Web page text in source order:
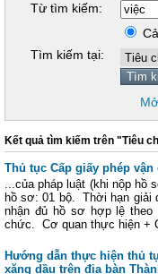
Từ tìm kiếm:
Tìm kiếm tại:
Kết quả tìm kiếm trên "Tiêu
Thủ tục Cấp giấy phép
...của pháp luật (khi nộp hồ
hồ sơ: 01 bộ. Thời hạn giải
nhận đủ hồ sơ hợp lệ
chức. Cơ quan thực hiện +
Hướng dẫn thực hiện thủ
xăng dầu trên địa bàn